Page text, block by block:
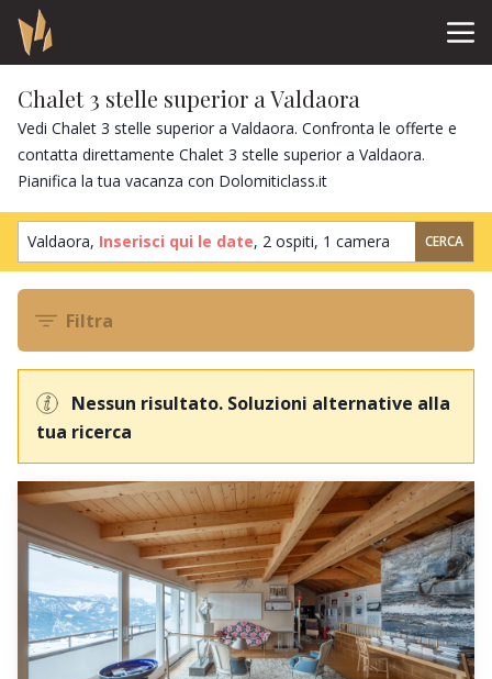
Chalet 3 stelle superior a Valdaora
Vedi Chalet 3 stelle superior a Valdaora. Confronta le offerte e
contatta direttamente Chalet 3 stelle superior a Valdaora.
Pianifica la tua vacanza con Dolomiticlass.it
Valdaora, Inserisci qui le date, 2 ospiti, 1 camera CERCA
Filtra
Nessun risultato. Soluzioni alternative alla
tua ricerca